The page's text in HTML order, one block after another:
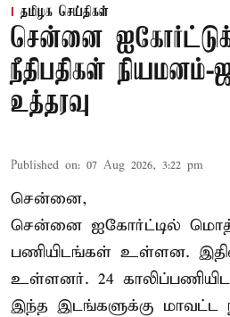
தமிழக செய்திகள்
சென்னை
நீதிபதிகள் நியமனம்-
உத்தரவு
Published on: 07 Aug 2026, 3:22 pm
சென்னை,
சென்னை ஐகோர்ட்டில்
பணியிடங்கள் உள்ளன.
உள்ளனர். 24
இந்த இடங்களுக்கு மாவட்ட